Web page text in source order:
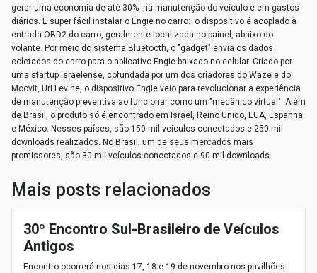
gerar uma economia de até 30% na manutenção do veículo e em gastos
diários. É super fácil instalar o Engie no carro: o dispositivo é acoplado à
entrada OBD2 do carro, geralmente localizada no painel, abaixo do
volante. Por meio do sistema Bluetooth, o "gadget" envia os dados
coletados do carro para o aplicativo Engie baixado no celular. Criado por
uma startup israelense, cofundada por um dos criadores do Waze e do
Moovit, Uri Levine, o dispositivo Engie veio para revolucionar a experiência
de manutenção preventiva ao funcionar como um "mecânico virtual". Além
de Brasil, o produto só é encontrado em Israel, Reino Unido, EUA, Espanha
e México. Nesses países, são 150 mil veículos conectados e 250 mil
downloads realizados. No Brasil, um de seus mercados mais
promissores, são 30 mil veículos conectados e 90 mil downloads.
Mais posts relacionados
30º Encontro Sul-Brasileiro de Veículos
Antigos
Encontro ocorrerá nos dias 17, 18 e 19 de novembro nos pavilhões